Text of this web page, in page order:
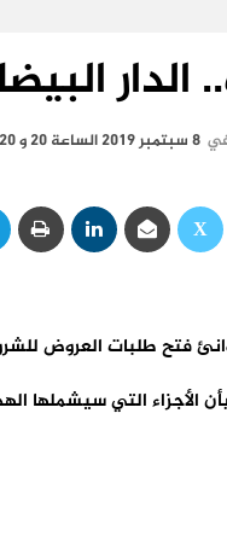
الدار
8 سبتمبر 2019 الساعة 20 و 20 دقيقة
فتح طلبات العروض
بأن الأجزاء التي